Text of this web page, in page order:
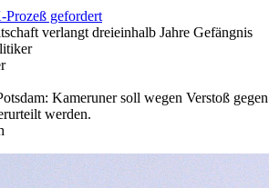
gefordert
verlangt dreieinhalb Jahre Gefängnis
Kameruner soll wegen Verstoß gegen
werden.